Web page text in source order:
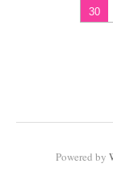
30
Powered by